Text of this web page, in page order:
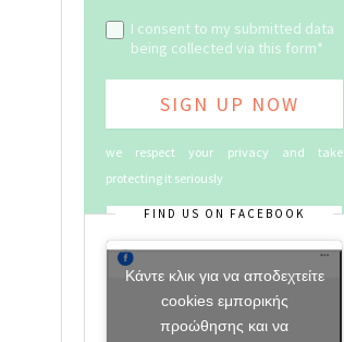
I consent to my submitted data
being collected via this form*
we respect your privacy and take
protecting it seriously
FIND US ON FACEBOOK
Κάντε κλικ για να αποδεχτείτε
cookies εμπορικής
προώθησης και να